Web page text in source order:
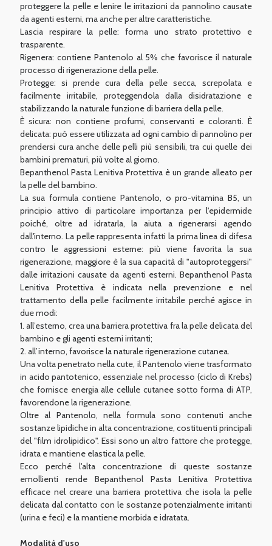
proteggere la pelle e lenire le irritazioni da pannolino causate
da agenti esterni, ma anche per altre caratteristiche.
Lascia respirare la pelle: forma uno strato protettivo e
trasparente.
Rigenera: contiene Pantenolo al 5% che favorisce il naturale
processo di rigenerazione della pelle.
Protegge: si prende cura della pelle secca, screpolata e
facilmente irritabile, proteggendola dalla disidratazione e
stabilizzando la naturale funzione di barriera della pelle.
È sicura: non contiene profumi, conservanti e coloranti. È
delicata: può essere utilizzata ad ogni cambio di pannolino per
prendersi cura anche delle pelli più sensibili, tra cui quelle dei
bambini prematuri, più volte al giorno.
Bepanthenol Pasta Lenitiva Protettiva è un grande alleato per
la pelle del bambino.
La sua formula contiene Pantenolo, o pro-vitamina B5, un
principio attivo di particolare importanza per l'epidermide
poiché, oltre ad idratarla, la aiuta a rigenerarsi agendo
dall'interno. La pelle rappresenta infatti la prima linea di difesa
contro le aggressioni esterne: più viene favorita la sua
rigenerazione, maggiore è la sua capacità di "autoproteggersi"
dalle irritazioni causate da agenti esterni. Bepanthenol Pasta
Lenitiva Protettiva è indicata nella prevenzione e nel
trattamento della pelle facilmente irritabile perché agisce in
due modi:
1. all’esterno, crea una barriera protettiva fra la pelle delicata del
bambino e gli agenti esterni irritanti;
2. all’interno, favorisce la naturale rigenerazione cutanea.
Una volta penetrato nella cute, il Pantenolo viene trasformato
in acido pantotenico, essenziale nel processo (ciclo di Krebs)
che fornisce energia alle cellule cutanee sotto forma di ATP,
favorendone la rigenerazione.
Oltre al Pantenolo, nella formula sono contenuti anche
sostanze lipidiche in alta concentrazione, costituenti principali
del "film idrolipidico". Essi sono un altro fattore che protegge,
idrata e mantiene elastica la pelle.
Ecco perché l'alta concentrazione di queste sostanze
emollienti rende Bepanthenol Pasta Lenitiva Protettiva
efficace nel creare una barriera protettiva che isola la pelle
delicata dal contatto con le sostanze potenzialmente irritanti
(urina e feci) e la mantiene morbida e idratata.
Modalità d'uso